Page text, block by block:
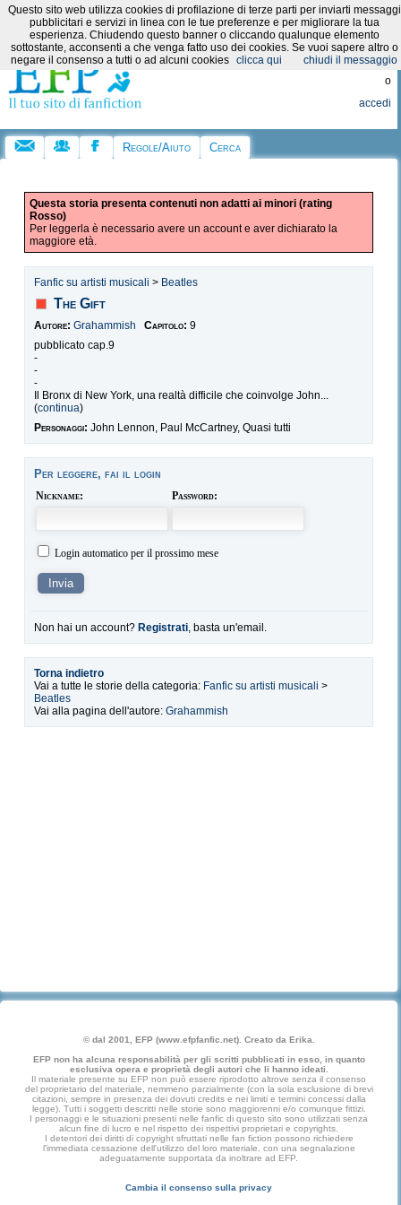
Categorie:
Registrati
o
accedi
Regole/Aiuto Cerca
Questa storia presenta contenuti non adatti ai minori (rating
Rosso)
Per leggerla è necessario avere un account e aver dichiarato la
maggiore età.
Fanfic su artisti musicali > Beatles
The Gift
Autore: Grahammish Capitolo: 9
pubblicato cap.9
-
-
-
Il Bronx di New York, una realtà difficile che coinvolge John...
(continua)
Personaggi: John Lennon, Paul McCartney, Quasi tutti
Per leggere, fai il login
Nickname: Password:
Login automatico per il prossimo mese
Non hai un account? Registrati, basta un'email.
Torna indietro
Vai a tutte le storie della categoria: Fanfic su artisti musicali >
Beatles
Vai alla pagina dell'autore: Grahammish
© dal 2001, EFP (www.efpfanfic.net). Creato da Erika.
EFP non ha alcuna responsabilità per gli scritti pubblicati in esso, in quanto
esclusiva opera e proprietà degli autori che li hanno ideati.
Il materiale presente su EFP non può essere riprodotto altrove senza il consenso
del proprietario del materiale, nemmeno parzialmente (con la sola esclusione di brevi
citazioni, sempre in presenza dei dovuti credits e nei limiti e termini concessi dalla
legge). Tutti i soggetti descritti nelle storie sono maggiorenni e/o comunque fittizi.
I personaggi e le situazioni presenti nelle fanfic di questo sito sono utilizzati senza
alcun fine di lucro e nel rispetto dei rispettivi proprietari e copyrights.
I detentori dei diritti di copyright sfruttati nelle fan fiction possono richiedere
l'immediata cessazione dell'utilizzo del loro materiale, con una segnalazione
adeguatamente supportata da inoltrare ad EFP.
Cambia il consenso sulla privacy
Questo sito web utilizza cookies di profilazione di terze parti per inviarti messaggi
pubblicitari e servizi in linea con le tue preferenze e per migliorare la tua
esperienza. Chiudendo questo banner o cliccando qualunque elemento
sottostante, acconsenti a che venga fatto uso dei cookies. Se vuoi sapere altro o
negare il consenso a tutti o ad alcuni cookies clicca qui chiudi il messaggio